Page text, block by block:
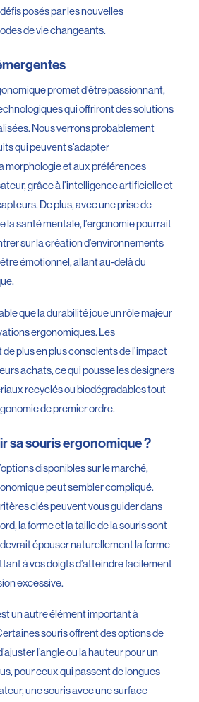
posés par les nouvelles
de vie changeants.
promet d’être passionnant,
qui offriront des solutions
Nous verrons probablement
qui peuvent s’adapter
morphologie et aux préférences
grâce à l’intelligence artificielle et
De plus, avec une prise de
la santé mentale, l’ergonomie pourrait
sur la création d’environnements
émotionnel, allant au-delà du
que la durabilité joue un rôle majeur
ergonomiques. Les
plus en plus conscients de l’impact
achats, ce qui pousse les designers
recyclés ou biodégradables tout
de premier ordre.
sa souris ergonomique ?
disponibles sur le marché,
peut sembler compliqué.
clés peuvent vous guider dans
la forme et la taille de la souris sont
épouser naturellement la forme
à vos doigts d’atteindre facilement
excessive.
un autre élément important à
souris offrent des options de
l’angle ou la hauteur pour un
pour ceux qui passent de longues
une souris avec une surface